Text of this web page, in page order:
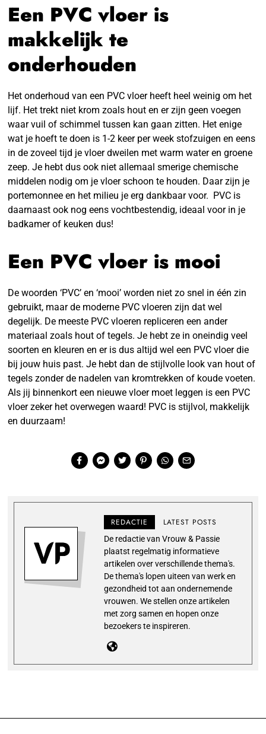
Een PVC vloer is
makkelijk te
onderhouden
Het onderhoud van een PVC vloer heeft heel weinig om het
lijf. Het trekt niet krom zoals hout en er zijn geen voegen
waar vuil of schimmel tussen kan gaan zitten. Het enige
wat je hoeft te doen is 1-2 keer per week stofzuigen en eens
in de zoveel tijd je vloer dweilen met warm water en groene
zeep. Je hebt dus ook niet allemaal smerige chemische
middelen nodig om je vloer schoon te houden. Daar zijn je
portemonnee en het milieu je erg dankbaar voor. PVC is
daarnaast ook nog eens vochtbestendig, ideaal voor in je
badkamer of keuken dus!
Een PVC vloer is mooi
De woorden ‘PVC’ en ‘mooi’ worden niet zo snel in één zin
gebruikt, maar de moderne PVC vloeren zijn dat wel
degelijk. De meeste PVC vloeren repliceren een ander
materiaal zoals hout of tegels. Je hebt ze in oneindig veel
soorten en kleuren en er is dus altijd wel een PVC vloer die
bij jouw huis past. Je hebt dan de stijlvolle look van hout of
tegels zonder de nadelen van kromtrekken of koude voeten.
Als jij binnenkort een nieuwe vloer moet leggen is een PVC
vloer zeker het overwegen waard! PVC is stijlvol, makkelijk
en duurzaam!
REDACTIE LATEST POSTS
De redactie van Vrouw & Passie
plaatst regelmatig informatieve
artikelen over verschillende thema's.
De thema's lopen uiteen van werk en
gezondheid tot aan ondernemende
vrouwen. We stellen onze artikelen
met zorg samen en hopen onze
bezoekers te inspireren.